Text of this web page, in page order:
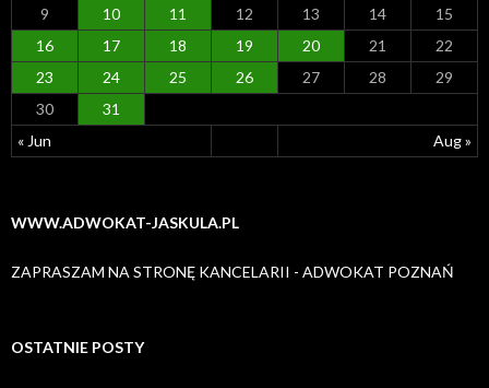
« Jun Aug »
9
10 11 12 13 14
15
16
17 18 19 20 21
22
23
24 25 26 27 28
29
30
31
WWW.ADWOKAT-JASKULA.PL
ZAPRASZAM NA STRONĘ KANCELARII - ADWOKAT POZNAŃ
OSTATNIE POSTY